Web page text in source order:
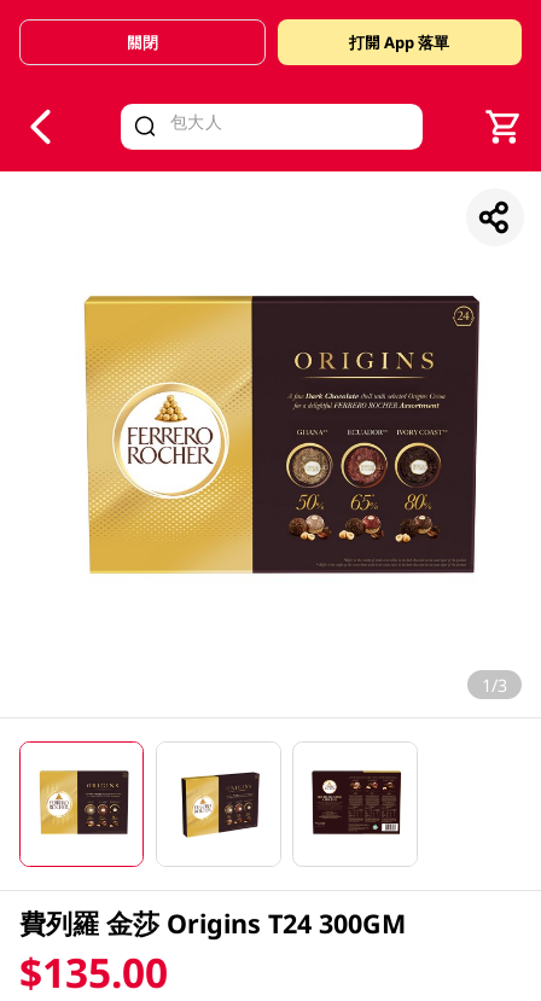
Valid Until 30 June 2026
關閉 打開 App 落單
1/3
費列羅 金莎 Origins T24 300GM
$135.00